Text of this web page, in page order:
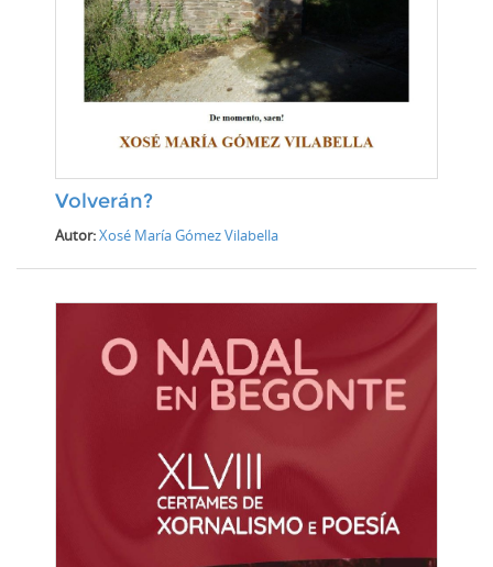
Volverán?
Autor:Xosé María Gómez Vilabella